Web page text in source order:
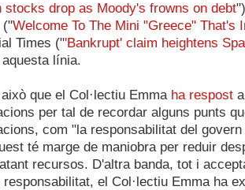
stocks drop as Moody's frowns on debt
("Welcome To The Mini "Greece" That's
Times ("'Bankrupt' claim heightens
línia.
que el Col·lectiu Emmaha respost
per tal de recordar alguns punts
com "la responsabilitat del
té marge de maniobra per reduir
recursos. D'altra banda, tot i
responsabilitat, el Col·lectiu Emma ha